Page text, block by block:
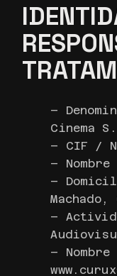
–
Cinema
– CIF /
–
–
Machado,
–
–